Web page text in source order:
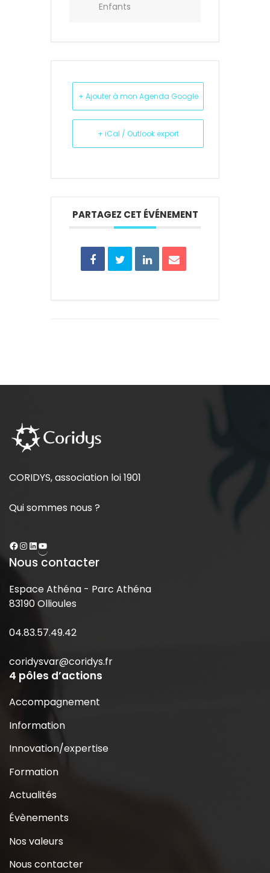
Enfants
+ Ajouter à mon Agenda Google
+ iCal / Outlook export
PARTAGEZ CET ÉVÉNEMENT
CORIDYS, association loi 1901
Qui sommes nous ?
Nous contacter
Espace Athéna - Parc Athéna
83190 Ollioules
04.83.57.49.42
coridysvar@coridys.fr
4 pôles d’actions
Accompagnement
Information
Innovation/expertise
Formation
Actualités
Évènements
Nos valeurs
Nous contacter